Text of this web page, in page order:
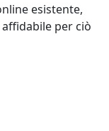
esistente,
per ciò